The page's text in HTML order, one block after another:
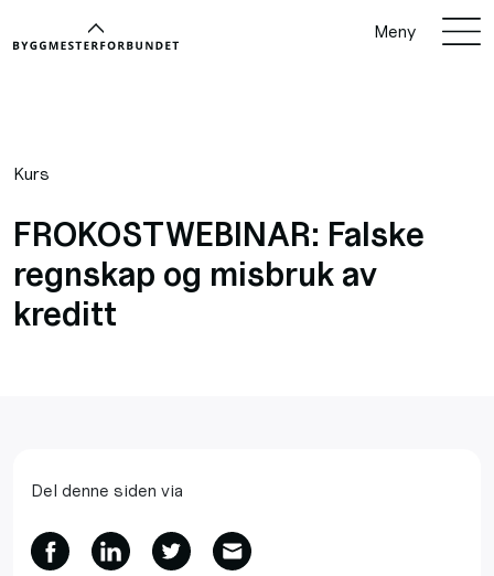
Meny
Kurs
FROKOSTWEBINAR: Falske
regnskap og misbruk av
kreditt
Del denne siden via